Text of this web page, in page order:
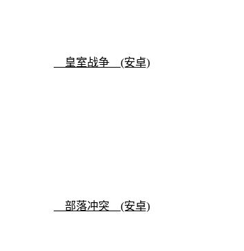
皇室战争 (安卓)
部落冲突 (安卓)